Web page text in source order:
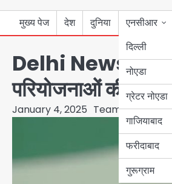
मुख्य पेज देश दुनिया
एनसीआर
दिल्ली
नोएडा
ग्रेटर नोएडा
गाजियाबाद
फरीदाबाद
गुरूग्राम
Delhi News:
परियोजनाओं की
January 4, 2025 Team JHJ